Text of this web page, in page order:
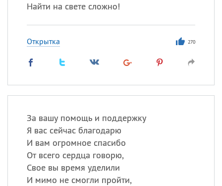
Найти на свете сложно!
Открытка 270
За вашу помощь и поддержку
Я вас сейчас благодарю
И вам огромное спасибо
От всего сердца говорю,
Свое вы время уделили
И мимо не смогли пройти,